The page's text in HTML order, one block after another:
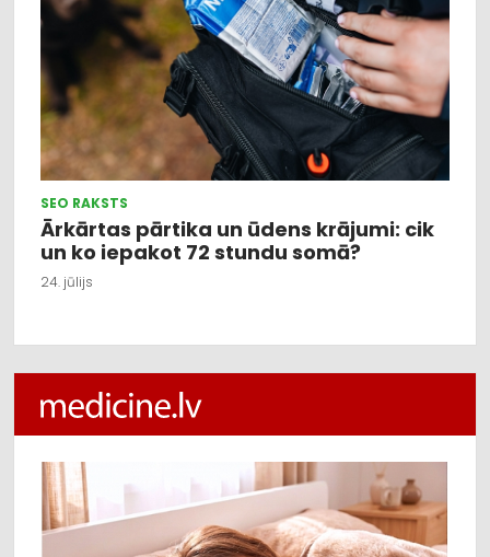
SEO RAKSTS
Ārkārtas pārtika un ūdens krājumi: cik
un ko iepakot 72 stundu somā?
24. jūlijs